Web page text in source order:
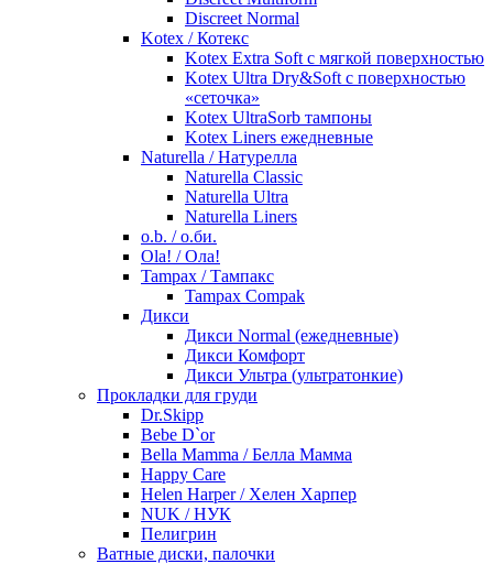
Discreet Normal
Kotex / Котекс
Kotex Extra Soft с мягкой поверхностью
Kotex Ultra Dry&Soft с поверхностью
«сеточка»
Kotex UltraSorb тампоны
Kotex Liners ежедневные
Naturella / Натурелла
Naturella Classic
Naturella Ultra
Naturella Liners
o.b. / о.би.
Ola! / Ола!
Tampax / Тампакс
Tampax Compak
Дикси
Дикси Normal (ежедневные)
Дикси Комфорт
Дикси Ультра (ультратонкие)
Прокладки для груди
Dr.Skipp
Bebe D`or
Bella Mamma / Белла Мамма
Happy Care
Helen Harper / Хелен Харпер
NUK / НУК
Пелигрин
Ватные диски, палочки